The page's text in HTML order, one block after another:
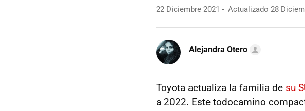
22 Diciembre 2021 Actualizado 28
Alejandra Otero
Toyota actualiza la familia de su
a 2022. Este todocamino